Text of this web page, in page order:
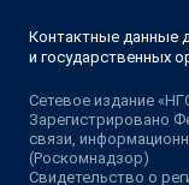
Контактные данные
и государственных
Сетевое издание
Зарегистрировано
связи,
(Роскомнадзор)
Свидетельство о